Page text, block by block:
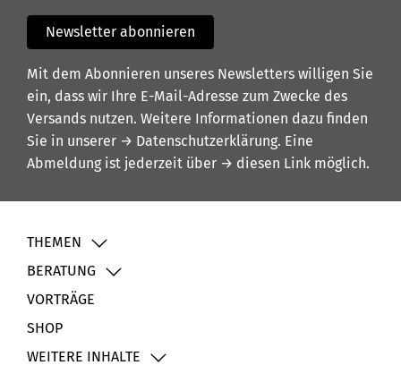
Newsletter abonnieren
Mit dem Abonnieren unseres Newsletters willigen Sie
ein, dass wir Ihre E-Mail-Adresse zum Zwecke des
Versands nutzen. Weitere Informationen dazu finden
Sie in unserer → Datenschutzerklärung. Eine
Abmeldung ist jederzeit über → diesen Link möglich.
THEMEN
BERATUNG
VORTRÄGE
SHOP
WEITERE INHALTE